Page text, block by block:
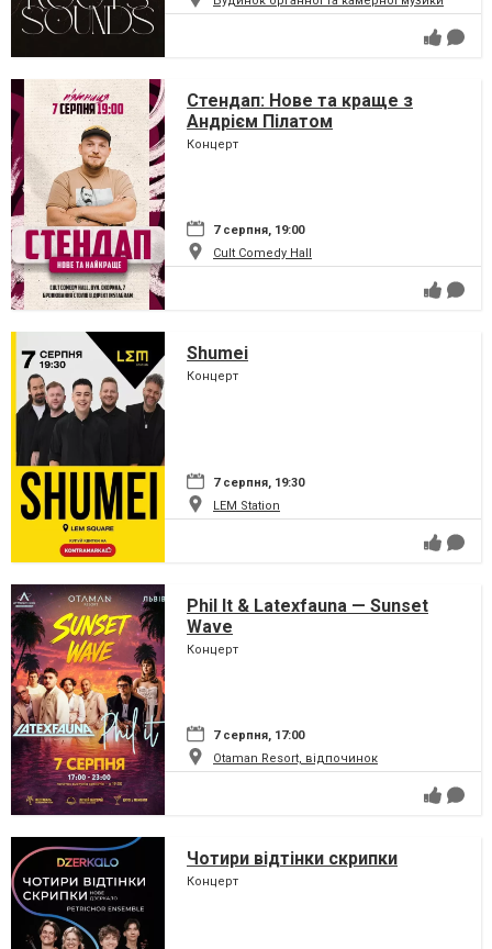
Стендап: Нове та краще з
Андрієм Пілатом
Концерт
7 серпня, 19:00
Cult Comedy Hall
Shumei
Концерт
7 серпня, 19:30
LEM Station
Phil It & Latexfauna — Sunset
Wave
Концерт
7 серпня, 17:00
Otaman Resort, відпочинок
Чотири відтінки скрипки
Концерт